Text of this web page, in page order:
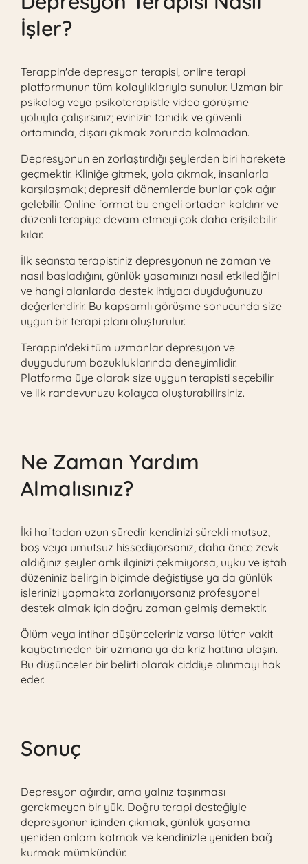
İşler?
Terappin'de depresyon terapisi, online terapi
platformunun tüm kolaylıklarıyla sunulur. Uzman bir
psikolog veya psikoterapistle video görüşme
yoluyla çalışırsınız; evinizin tanıdık ve güvenli
ortamında, dışarı çıkmak zorunda kalmadan.
Depresyonun en zorlaştırdığı şeylerden biri harekete
geçmektir. Kliniğe gitmek, yola çıkmak, insanlarla
karşılaşmak; depresif dönemlerde bunlar çok ağır
gelebilir. Online format bu engeli ortadan kaldırır ve
düzenli terapiye devam etmeyi çok daha erişilebilir
kılar.
İlk seansta terapistiniz depresyonun ne zaman ve
nasıl başladığını, günlük yaşamınızı nasıl etkilediğini
ve hangi alanlarda destek ihtiyacı duyduğunuzu
değerlendirir. Bu kapsamlı görüşme sonucunda size
uygun bir terapi planı oluşturulur.
Terappin'deki tüm uzmanlar depresyon ve
duygudurum bozukluklarında deneyimlidir.
Platforma üye olarak size uygun terapisti seçebilir
ve ilk randevunuzu kolayca oluşturabilirsiniz.
Ne Zaman Yardım
Almalısınız?
İki haftadan uzun süredir kendinizi sürekli mutsuz,
boş veya umutsuz hissediyorsanız, daha önce zevk
aldığınız şeyler artık ilginizi çekmiyorsa, uyku ve iştah
düzeniniz belirgin biçimde değiştiyse ya da günlük
işlerinizi yapmakta zorlanıyorsanız profesyonel
destek almak için doğru zaman gelmiş demektir.
Ölüm veya intihar düşünceleriniz varsa lütfen vakit
kaybetmeden bir uzmana ya da kriz hattına ulaşın.
Bu düşünceler bir belirti olarak ciddiye alınmayı hak
eder.
Sonuç
Depresyon ağırdır, ama yalnız taşınması
gerekmeyen bir yük. Doğru terapi desteğiyle
depresyonun içinden çıkmak, günlük yaşama
yeniden anlam katmak ve kendinizle yeniden bağ
kurmak mümkündür.